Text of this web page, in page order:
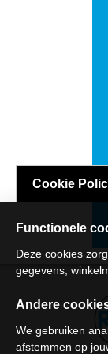
Beamers
en
-
Cookie
Functionele
Deze cookies
gegevens,
Andere
We gebruiken
afstemmen op